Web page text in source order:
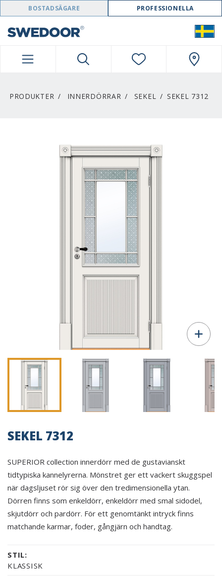
SWEDOOR NAVIGATION
BOSTADSÄGARE PROFESSIONELLA
PRODUKTER INNERDÖRRAR SEKEL SEKEL 7312
SEKEL 7312
SUPERIOR collection innerdörr med de gustavianskt
tidtypiska kannelyrerna. Mönstret ger ett vackert skuggspel
när dagsljuset rör sig över den tredimensionella ytan.
Dörren finns som enkeldörr, enkeldörr med smal sidodel,
skjutdörr och pardörr. För ett genomtänkt intryck finns
matchande karmar, foder, gångjärn och handtag.
STIL:
KLASSISK